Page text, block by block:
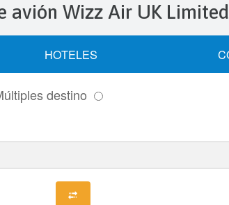
avión Wizz Air UK Limited